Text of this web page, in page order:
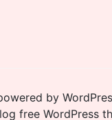
by
free WordPress